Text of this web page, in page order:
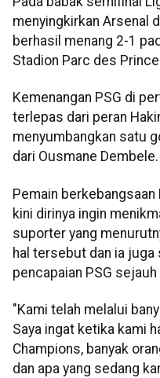
menyingkirkan Arsenal
berhasil menang 2-1
Stadion Parc des
Kemenangan PSG di
terlepas dari peran
menyumbangkan satu
dari Ousmane Dembele.
Pemain
kini dirinya ingin
suporter yang
hal tersebut dan ia juga
pencapaian PSG sejauh
"Kami telah melalui
Saya ingat ketika kami
Champions, banyak
dan apa yang sedang